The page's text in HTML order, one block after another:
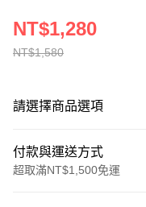
NT$1,580
NT$1,280
請選擇商品選項
付款與運送方式
超取滿NT$1,500免運